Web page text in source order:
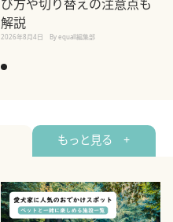
び方や切り替えの注意点も
解説
2026年8月4日 By equall編集部
もっと見る +